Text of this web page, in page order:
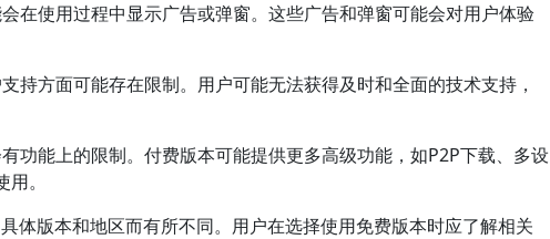
在使用过程中显示广告或弹窗。这些广告和弹窗可能会对用户体验
持方面可能存在限制。用户可能无法获得及时和全面的技术支持，
功能上的限制。付费版本可能提供更多高级功能，如P2P下载、多设
。
体版本和地区而有所不同。用户在选择使用免费版本时应了解相关